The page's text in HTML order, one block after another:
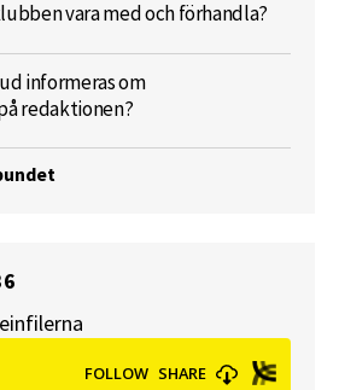
vara med och förhandla?
informeras om
redaktionen?